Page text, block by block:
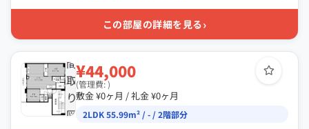
この部屋の詳細を見る›
間
取
り
図
¥44,000
(管理費: )
敷金 ¥0ヶ月 / 礼金 ¥0ヶ月
2LDK 55.99m² / - / 2階部分